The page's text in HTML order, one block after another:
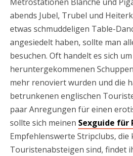
abends Jubel, Trubel und
etwas schmuddeligen Table-
angesiedelt haben, sollte man
besuchen. Oft handelt es sich
heruntergekommenen
mehr renoviert wurden und die
betrunkenen englischen
paar Anregungen für einen
sollte sich meinen Sexguide für
Empfehlenswerte Stripclubs, die
Touristenabsteigen sind, findet